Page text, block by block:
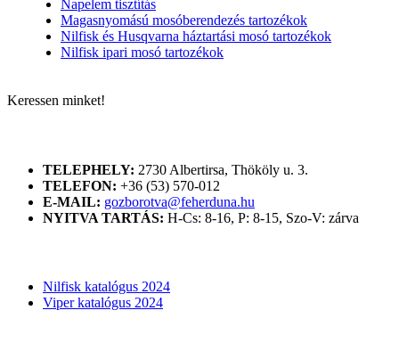
Napelem tisztítás
Magasnyomású mosóberendezés tartozékok
Nilfisk és Husqvarna háztartási mosó tartozékok
Nilfisk ipari mosó tartozékok
Keressen minket!
TELEPHELY: 2730 Albertirsa, Thököly u. 3.
TELEFON: +36 (53) 570-012
E-MAIL: gozborotva@feherduna.hu
NYITVA TARTÁS: H-Cs: 8-16, P: 8-15, Szo-V: zárva
Nilfisk katalógus 2024
Viper katalógus 2024